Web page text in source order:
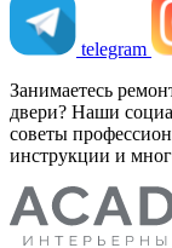
telegram
Занимаетесь
двери? Наши
советы
инструкции и